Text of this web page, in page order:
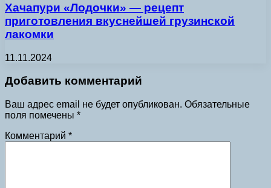
Хачапури «Лодочки» — рецепт
приготовления вкуснейшей грузинской
лакомки
11.11.2024
Добавить комментарий
Ваш адрес email не будет опубликован. Обязательные
поля помечены *
Комментарий *